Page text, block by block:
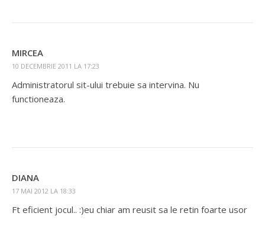
MIRCEA
10 DECEMBRIE 2011 LA 17:23
Administratorul sit-ului trebuie sa intervina. Nu
functioneaza.
DIANA
17 MAI 2012 LA 18:33
Ft eficient jocul.. :)eu chiar am reusit sa le retin foarte usor